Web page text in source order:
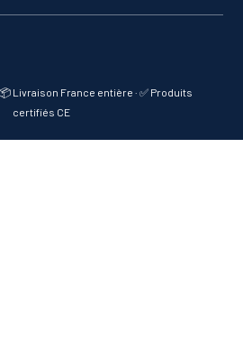
Livraison France entière · ✅ Produits
certifiés CE